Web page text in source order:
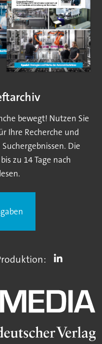
bewegt! Nutzen Sie
Ihre Recherche und
Die
zu 14 Tage nach